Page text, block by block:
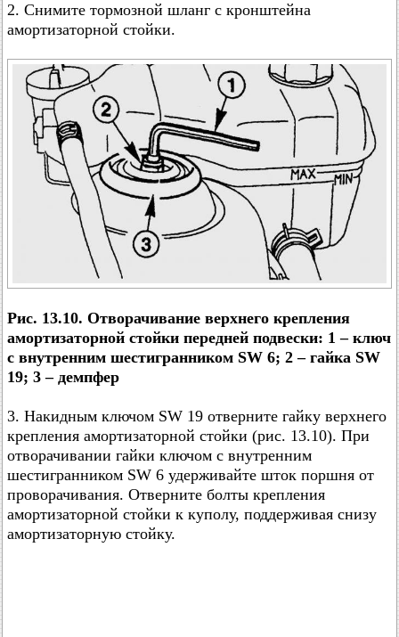
2. Снимите тормозной шланг с кронштейна
амортизаторной стойки.
Рис. 13.10. Отворачивание верхнего крепления
амортизаторной стойки передней подвески: 1 – ключ
с внутренним шестигранником SW 6; 2 – гайка SW
19; 3 – демпфер
3. Накидным ключом SW 19 отверните гайку верхнего
крепления амортизаторной стойки (рис. 13.10). При
отворачивании гайки ключом с внутренним
шестигранником SW 6 удерживайте шток поршня от
проворачивания. Отверните болты крепления
амортизаторной стойки к куполу, поддерживая снизу
амортизаторную стойку.